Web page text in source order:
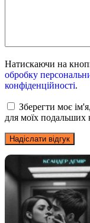
Натискаючи на
обробку
конфіденційності.
Зберегти моє
для моїх подальших